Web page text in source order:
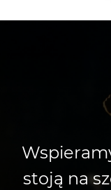
stoją na